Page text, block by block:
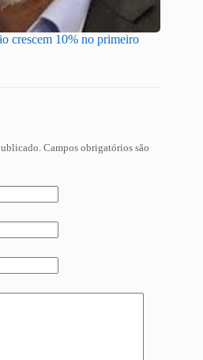
crescem 10% no primeiro
Campos obrigatórios são